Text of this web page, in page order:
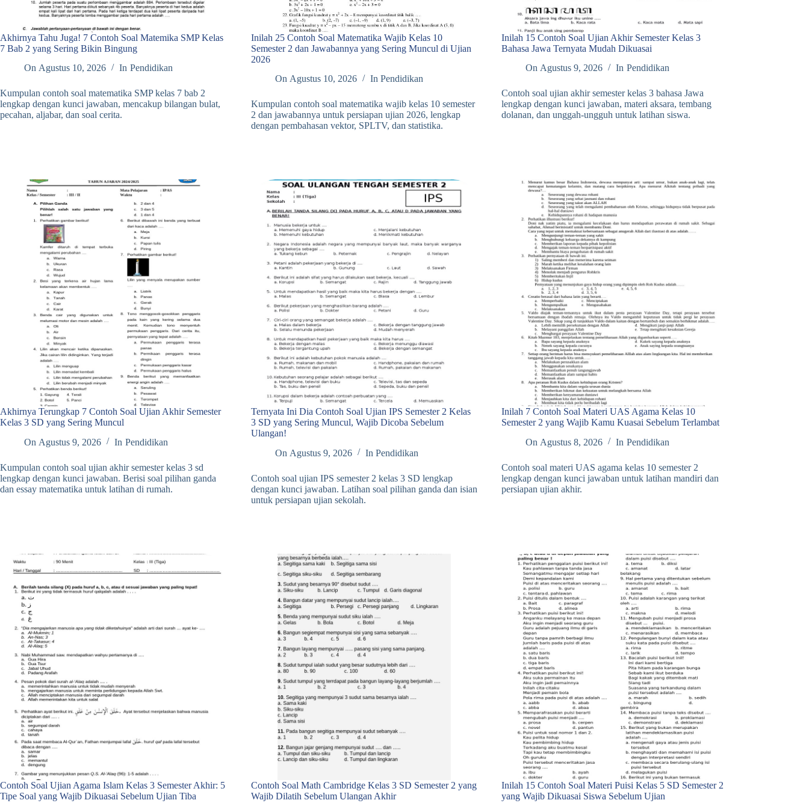
Akhirnya Tahu Juga! 7 Contoh Soal Matemika SMP Kelas
7 Bab 2 yang Sering Bikin Bingung
On Agustus 10, 2026 In Pendidikan
Kumpulan contoh soal matematika SMP kelas 7 bab 2
lengkap dengan kunci jawaban, mencakup bilangan bulat,
pecahan, aljabar, dan soal cerita.
Inilah 25 Contoh Soal Matematika Wajib Kelas 10
Semester 2 dan Jawabannya yang Sering Muncul di Ujian
2026
On Agustus 10, 2026 In Pendidikan
Kumpulan contoh soal matematika wajib kelas 10 semester
2 dan jawabannya untuk persiapan ujian 2026, lengkap
dengan pembahasan vektor, SPLTV, dan statistika.
Inilah 15 Contoh Soal Ujian Akhir Semester Kelas 3
Bahasa Jawa Ternyata Mudah Dikuasai
On Agustus 9, 2026 In Pendidikan
Contoh soal ujian akhir semester kelas 3 bahasa Jawa
lengkap dengan kunci jawaban, materi aksara, tembang
dolanan, dan unggah-ungguh untuk latihan siswa.
Akhirnya Terungkap 7 Contoh Soal Ujian Akhir Semester
Kelas 3 SD yang Sering Muncul
On Agustus 9, 2026 In Pendidikan
Kumpulan contoh soal ujian akhir semester kelas 3 sd
lengkap dengan kunci jawaban. Berisi soal pilihan ganda
dan essay matematika untuk latihan di rumah.
Ternyata Ini Dia Contoh Soal Ujian IPS Semester 2 Kelas
3 SD yang Sering Muncul, Wajib Dicoba Sebelum
Ulangan!
On Agustus 9, 2026 In Pendidikan
Contoh soal ujian IPS semester 2 kelas 3 SD lengkap
dengan kunci jawaban. Latihan soal pilihan ganda dan isian
untuk persiapan ujian sekolah.
Inilah 7 Contoh Soal Materi UAS Agama Kelas 10
Semester 2 yang Wajib Kamu Kuasai Sebelum Terlambat
On Agustus 8, 2026 In Pendidikan
Contoh soal materi UAS agama kelas 10 semester 2
lengkap dengan kunci jawaban untuk latihan mandiri dan
persiapan ujian akhir.
Contoh Soal Ujian Agama Islam Kelas 3 Semester Akhir: 5
Tipe Soal yang Wajib Dikuasai Sebelum Ujian Tiba
Contoh Soal Math Cambridge Kelas 3 SD Semester 2 yang
Wajib Dilatih Sebelum Ulangan Akhir
Inilah 15 Contoh Soal Materi Puisi Kelas 5 SD Semester 2
yang Wajib Dikuasai Siswa Sebelum Ujian